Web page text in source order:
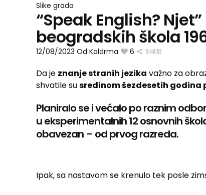
Slike grada
“Speak English?
beogradskih škola
12/08/2023 Od Kaldrma 6 SHARE
Da je znanje stranih jezika važno za
shvatile susredinom šezdesetih godina
Planiralo se i većalo po raznim
u eksperimentalnih 12 osnovnih
obavezan – od prvog razreda.
Ipak, sa nastavom se krenulo tek posle